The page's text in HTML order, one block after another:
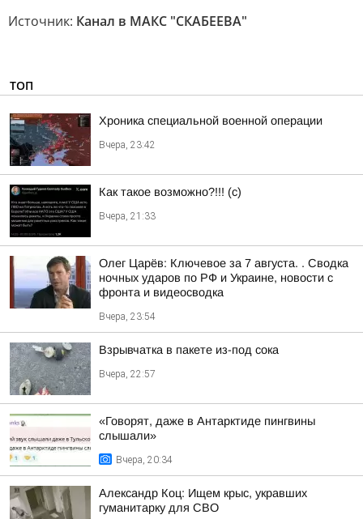
Источник: Канал в МАКС "СКАБЕЕВА"
ТОП
Хроника специальной военной операции
Вчера, 23:42
Как такое возможно?!!! (c)
Вчера, 21:33
Олег Царёв: Ключевое за 7 августа. . Сводка
ночных ударов по РФ и Украине, новости с
фронта и видеосводка
Вчера, 23:54
Взрывчатка в пакете из-под сока
Вчера, 22:57
«Говорят, даже в Антарктиде пингвины
слышали»
Вчера, 20:34
Александр Коц: Ищем крыс, укравших
гуманитарку для СВО